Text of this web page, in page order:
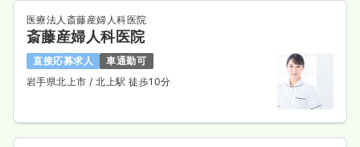
医療法人斎藤産婦人科医院
斎藤産婦人科医院
直接応募求人
車通勤可
岩手県北上市/ 北上駅 徒歩10分